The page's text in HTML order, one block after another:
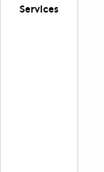
Services